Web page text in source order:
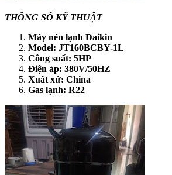
THÔNG SỐ KỸ THUẬT
Máy nén lạnh Daikin
Model: JT160BCBY-1L
Công suất: 5HP
Điện áp: 380V/50HZ
Xuất xứ: China
Gas lạnh: R22